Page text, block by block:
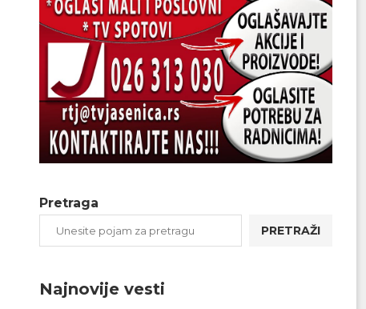
Pretraga
PRETRAŽI
Najnovije vesti